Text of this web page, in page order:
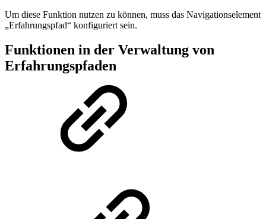
Um diese Funktion nutzen zu können, muss das Navigationselement
„Erfahrungspfad“ konfiguriert sein.
Funktionen in der Verwaltung von
Erfahrungspfaden